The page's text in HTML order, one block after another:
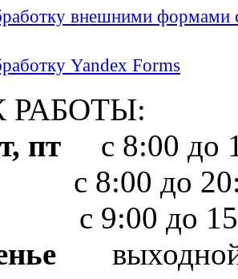
внешними формами
Yandex Forms
РАБОТЫ:
пт с 8:00 до
8:00 до
с 9:00 до